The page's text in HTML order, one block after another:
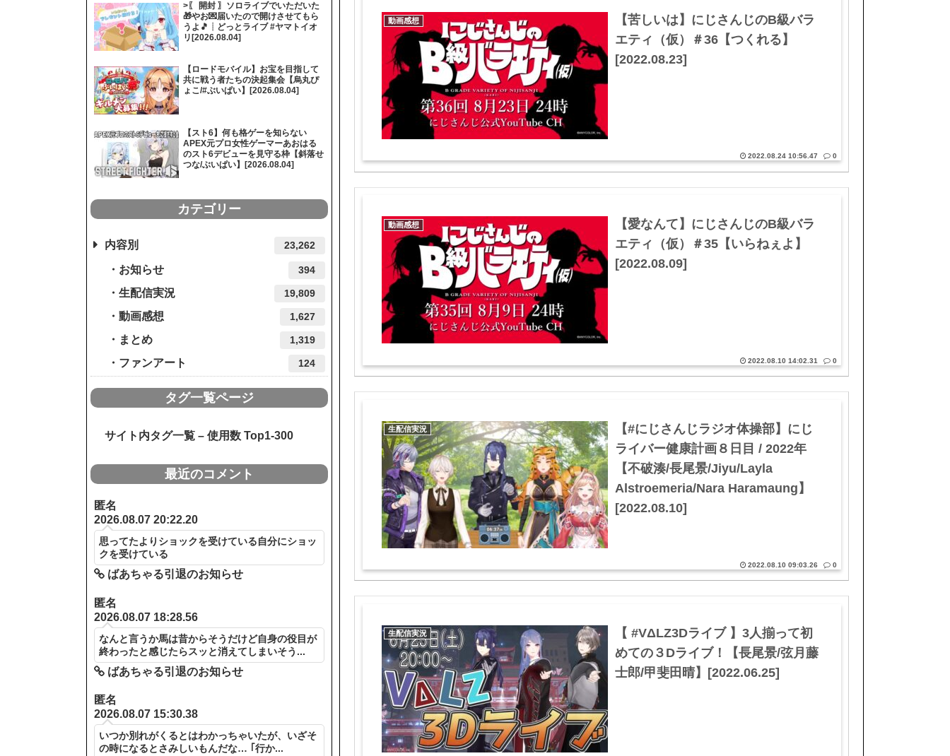
動画感想
【苦しいは】にじさんじのB級バラ
エティ（仮）＃36【つくれる】
[2022.08.23]
2022.08.24 10:56.47 0
動画感想
【愛なんて】にじさんじのB級バラ
エティ（仮）＃35【いらねぇよ】
[2022.08.09]
2022.08.10 14:02.31 0
生配信実況
【#にじさんじラジオ体操部】にじ
ライバー健康計画８日目 / 2022年
【不破湊/長尾景/Jiyu/Layla
Alstroemeria/Nara Haramaung】
[2022.08.10]
2022.08.10 09:03.26 0
生配信実況
【 #VΔLZ3Dライブ 】3人揃って初
めての３Dライブ！【長尾景/弦月藤
士郎/甲斐田晴】[2022.06.25]
>〖 開封 〗ソロライブでいただいた
🎁やお💌届いたので開けさせてもら
うよ🎵┊どっとライブ #ヤマトイオ
リ[2026.08.04]
【ロードモバイル】お宝を目指して
共に戦う者たちの決起集会【烏丸ぴ
ょこ/#ぶいぱい】[2026.08.04]
【スト6】何も格ゲーを知らない
APEX元プロ女性ゲーマーあおはる
のスト6デビューを見守る枠【斜落せ
つな/ぶいぱい】[2026.08.04]
カテゴリー
内容別 23,262
お知らせ 394
生配信実況 19,809
動画感想 1,627
まとめ 1,319
ファンアート 124
タグ一覧ページ
サイト内タグ一覧 – 使用数 Top1-300
最近のコメント
匿名
2026.08.07 20:22.20
思ってたよりショックを受けている自分にショッ
クを受けている
ばあちゃる引退のお知らせ
匿名
2026.08.07 18:28.56
なんと言うか馬は昔からそうだけど自身の役目が
終わったと感じたらスッと消えてしまいそう...
ばあちゃる引退のお知らせ
匿名
2026.08.07 15:30.38
いつか別れがくるとはわかっちゃいたが、いざそ
の時になるとさみしいもんだな… ｢行か...